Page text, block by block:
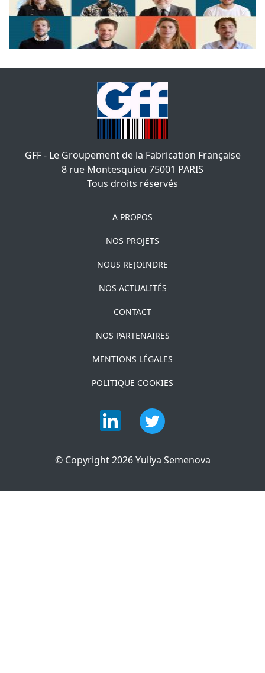
GFF - Le Groupement de la Fabrication Française
8 rue Montesquieu 75001 PARIS
Tous droits réservés
A PROPOS
NOS PROJETS
NOUS REJOINDRE
NOS ACTUALITÉS
CONTACT
NOS PARTENAIRES
MENTIONS LÉGALES
POLITIQUE COOKIES
© Copyright 2026 Yuliya Semenova